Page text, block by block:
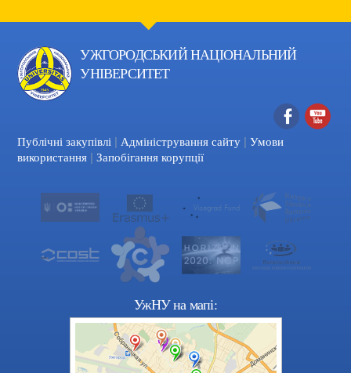
УЖГОРОДСЬКИЙ НАЦІОНАЛЬНИЙ
УНІВЕРСИТЕТ
Facebook
Публічні закупівлі | Адміністрування сайту | Умови
використання | Запобігання корупції
УжНУ на мапі: